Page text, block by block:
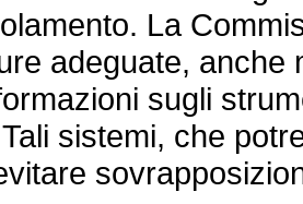
La
adeguate, anche
sugli
sistemi, che